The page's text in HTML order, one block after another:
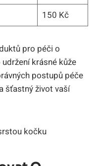
150 Kč
pro péči o
krásné kůže
postupů péče
šťastný život vaší